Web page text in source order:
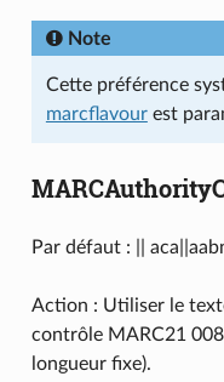
Note
Cette préférence
marcflavourest
Par défaut : ||
Action : Utiliser le
contrôle MARC21
longueur fixe).